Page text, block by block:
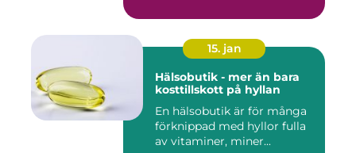
15. jan
Hälsobutik - mer än bara
kosttillskott på hyllan
En hälsobutik är för många
förknippad med hyllor fulla
av vitaminer, miner...